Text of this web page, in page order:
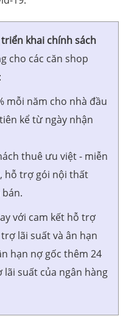
khai chính sách
cho các căn shop
mỗi năm cho nhà đầu
kể từ ngày nhận
thuê ưu việt - miễn
hỗ trợ gói nội thất
với cam kết hỗ trợ
lãi suất và ân hạn
hạn nợ gốc thêm 24
suất của ngân hàng